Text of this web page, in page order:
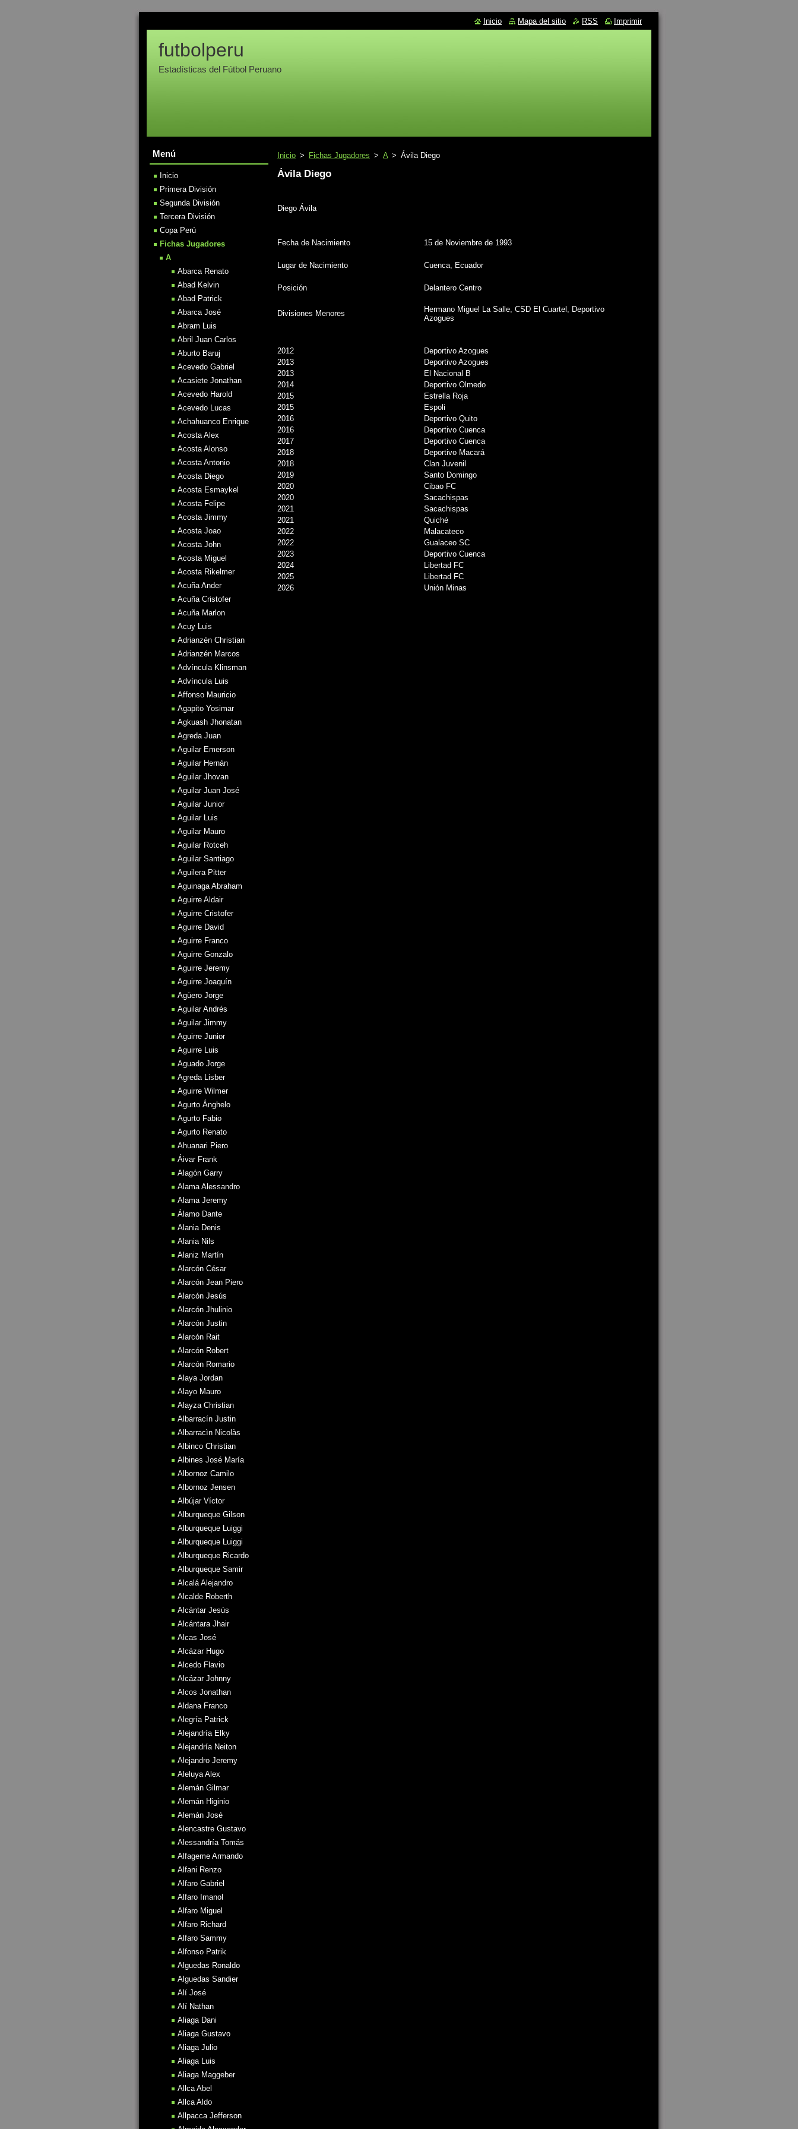
futbolperu
Estadísticas del Fútbol Peruano
Inicio > Fichas Jugadores > A > Ávila Diego
Ávila Diego
Diego Ávila
Fecha de Nacimiento 15 de Noviembre de 1993
Lugar de Nacimiento Cuenca, Ecuador
Posición Delantero Centro
Divisiones Menores
Hermano Miguel La Salle, CSD El Cuartel, Deportivo
Azogues
2012
Deportivo Azogues
2013
Deportivo Azogues
2013
El Nacional B
2014
Deportivo Olmedo
2015
Estrella Roja
2015
Espoli
2016
Deportivo Quito
2016
Deportivo Cuenca
2017
Deportivo Cuenca
2018
Deportivo Macará
2018
Clan Juvenil
2019
Santo Domingo
2020
Cibao FC
2020
Sacachispas
2021
Sacachispas
2021
Quiché
2022
Malacateco
2022
Gualaceo SC
2023
Deportivo Cuenca
2024
Libertad FC
2025
Libertad FC
2026
Unión Minas
Menú
Inicio
Primera División
Segunda División
Tercera División
Copa Perú
Fichas Jugadores
A
Abarca Renato
Abad Kelvin
Abad Patrick
Abarca José
Abram Luis
Abril Juan Carlos
Aburto Baruj
Acevedo Gabriel
Acasiete Jonathan
Acevedo Harold
Acevedo Lucas
Achahuanco Enrique
Acosta Alex
Acosta Alonso
Acosta Antonio
Acosta Diego
Acosta Esmaykel
Acosta Felipe
Acosta Jimmy
Acosta Joao
Acosta John
Acosta Miguel
Acosta Rikelmer
Acuña Ander
Acuña Cristofer
Acuña Marlon
Acuy Luis
Adrianzén Christian
Adrianzén Marcos
Advíncula Klinsman
Advíncula Luis
Affonso Mauricio
Agapito Yosimar
Agkuash Jhonatan
Agreda Juan
Aguilar Emerson
Aguilar Hernán
Aguilar Jhovan
Aguilar Juan José
Aguilar Junior
Aguilar Luis
Aguilar Mauro
Aguilar Rotceh
Aguilar Santiago
Aguilera Pitter
Aguinaga Abraham
Aguirre Aldair
Aguirre Cristofer
Aguirre David
Aguirre Franco
Aguirre Gonzalo
Aguirre Jeremy
Aguirre Joaquín
Agüero Jorge
Aguilar Andrés
Aguilar Jimmy
Aguirre Junior
Aguirre Luis
Aguado Jorge
Agreda Lisber
Aguirre Wilmer
Agurto Ánghelo
Agurto Fabio
Agurto Renato
Ahuanari Piero
Áivar Frank
Alagón Garry
Alama Alessandro
Alama Jeremy
Álamo Dante
Alania Denis
Alania Nils
Alaniz Martín
Alarcón César
Alarcón Jean Piero
Alarcón Jesús
Alarcón Jhulinio
Alarcón Justin
Alarcón Rait
Alarcón Robert
Alarcón Romario
Alaya Jordan
Alayo Mauro
Alayza Christian
Albarracín Justin
Albarracìn Nicolàs
Albinco Christian
Albines José María
Albornoz Camilo
Albornoz Jensen
Albújar Víctor
Alburqueque Gilson
Alburqueque Luiggi
Alburqueque Luiggi
Alburqueque Ricardo
Alburqueque Samir
Alcalá Alejandro
Alcalde Roberth
Alcántar Jesús
Alcántara Jhair
Alcas José
Alcázar Hugo
Alcedo Flavio
Alcázar Johnny
Alcos Jonathan
Aldana Franco
Alegría Patrick
Alejandría Elky
Alejandría Neiton
Alejandro Jeremy
Aleluya Alex
Alemán Gilmar
Alemán Higinio
Alemán José
Alencastre Gustavo
Alessandría Tomás
Alfageme Armando
Alfani Renzo
Alfaro Gabriel
Alfaro Imanol
Alfaro Miguel
Alfaro Richard
Alfaro Sammy
Alfonso Patrik
Alguedas Ronaldo
Alguedas Sandier
Alí José
Alí Nathan
Aliaga Dani
Aliaga Gustavo
Aliaga Julio
Aliaga Luis
Aliaga Maggeber
Allca Abel
Allca Aldo
Allpacca Jefferson
Inicio Mapa del sitio RSS Imprimir